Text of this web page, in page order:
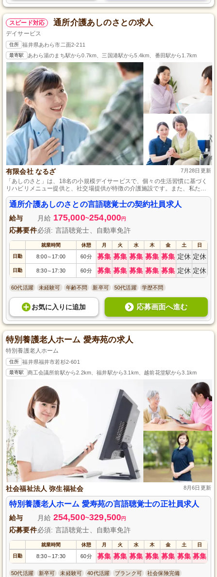
スピード対応 通所介護あしのさとの求人
デイサービス
住所 福井県あわら市二面2-211
最寄駅 あわら湯のまち駅から0.7km、三国港駅から5.4km、番田駅から1.7km
有限会社 なるざ 7月28日更新
「あしのさと」は、18名の小規模デイサービスで、個々の生活習慣に基づく
リハビリメニュー提供と、社交場提供が特徴の介護施設です。また、私たち
は、お客様が他者と楽しく触れ合う機能回復に尽力する言語聴覚士を募集し
ています。
通所介護あしのさとの言語聴覚士の契約社員求人
給与 月給 175,000~254,000円
応募要件必須: 言語聴覚士、自動車免許
就業時間 休憩 月 火 水 木 金 土 日
日勤 8:00～ 17:00 60分 募集 募集 募集 募集 募集 定休 定休
日勤 8:30～ 17:30 60分 募集 募集 募集 募集 募集 定休 定休
60代活躍 未経験可 年齢不問 新卒可 50代活躍 学歴不問
お気に入り に追加 応募画面へ進む
特別養護老人ホーム 愛寿苑の求人
特別養護老人ホーム
住所 福井県福井市若杉2-601
最寄駅 商工会議所前駅から2.2km、福井駅から3.1km、越前花堂駅から3.1km
社会福祉法人 弥生福祉会 8月6日更新
特別養護老人ホーム 愛寿苑の言語聴覚士の正社員求人
給与 月給 254,500~329,500円
応募要件必須: 言語聴覚士、自動車免許
就業時間 休憩 月 火 水 木 金 土 日
日勤 8:30～ 17:30 60分 募集 募集 募集 募集 募集 募集 募集
50代活躍 新卒可 未経験可 40代活躍 ブランク可 社会保険完備